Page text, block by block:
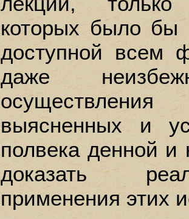
которых было бы
доступной всем
даже
выясненных и
полвека денной
доказать
применения этих